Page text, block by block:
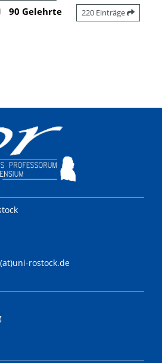
90 Gelehrte 220 Einträge
rostock.de